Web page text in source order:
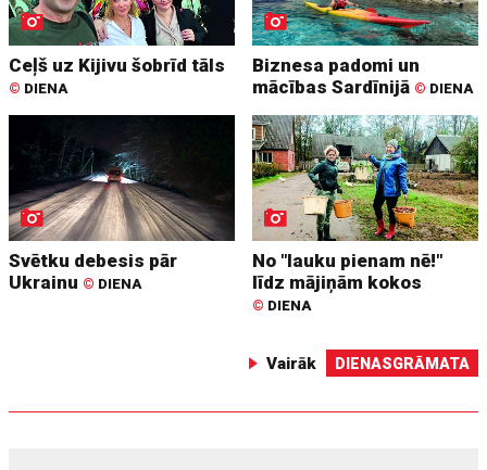
Ceļš uz Kijivu šobrīd tāls
© DIENA
Biznesa padomi un
mācības Sardīnijā © DIENA
Svētku debesis pār
Ukrainu © DIENA
No "lauku pienam nē!"
līdz mājiņām kokos
© DIENA
Vairāk DIENASGRĀMATA